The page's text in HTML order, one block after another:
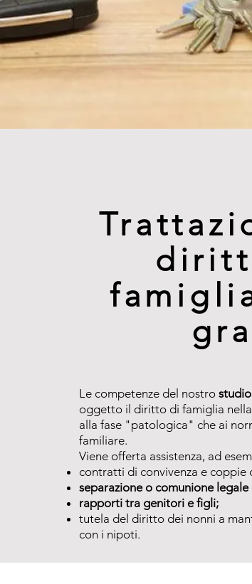
Le competenze del nostro
oggetto il diritto di famiglia
alla fase "patologica" che ai
familiare.
Viene offerta assistenza, ad
contratti di convivenza e coppie
separazione o comunione
rapporti tra genitori e figli;
tutela del diritto dei nonni a
con i nipoti.